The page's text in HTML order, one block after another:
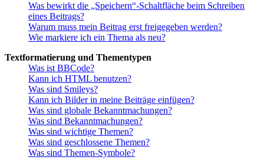
Was bewirkt die „Speichern“-Schaltfläche beim Schreiben
eines Beitrags?
Warum muss mein Beitrag erst freigegeben werden?
Wie markiere ich ein Thema als neu?
Textformatierung und Thementypen
Was ist BBCode?
Kann ich HTML benutzen?
Was sind Smileys?
Kann ich Bilder in meine Beiträge einfügen?
Was sind globale Bekanntmachungen?
Was sind Bekanntmachungen?
Was sind wichtige Themen?
Was sind geschlossene Themen?
Was sind Themen-Symbole?